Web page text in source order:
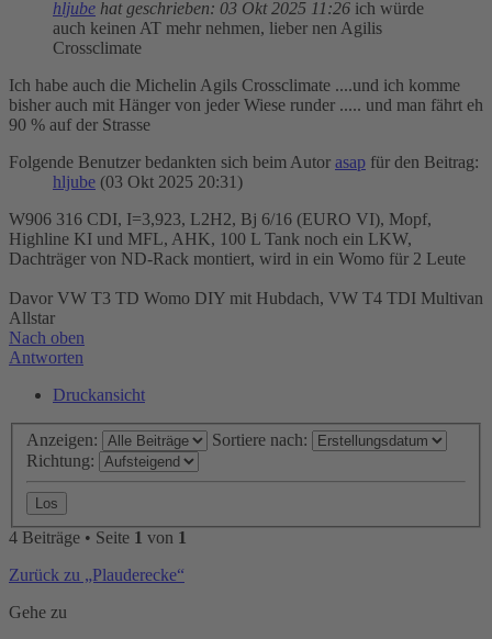
hljube hat geschrieben: 03 Okt 2025 11:26 ich würde
auch keinen AT mehr nehmen, lieber nen Agilis
Crossclimate
Ich habe auch die Michelin Agils Crossclimate ....und ich komme
bisher auch mit Hänger von jeder Wiese runder ..... und man fährt eh
90 % auf der Strasse
Folgende Benutzer bedankten sich beim Autor asap für den Beitrag:
hljube (03 Okt 2025 20:31)
W906 316 CDI, I=3,923, L2H2, Bj 6/16 (EURO VI), Mopf,
Highline KI und MFL, AHK, 100 L Tank noch ein LKW,
Dachträger von ND-Rack montiert, wird in ein Womo für 2 Leute
Davor VW T3 TD Womo DIY mit Hubdach, VW T4 TDI Multivan
Allstar
Nach oben
Antworten
Druckansicht
Anzeigen:
Sortiere nach:
Richtung:
4 Beiträge • Seite 1 von 1
Zurück zu „Plauderecke“
Gehe zu